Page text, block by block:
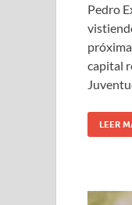
Pedro
capital
LEER